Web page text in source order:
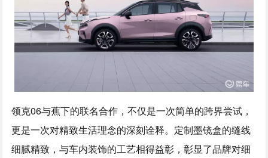
领克06与蕉下的联名合作，不仅是一次简单的跨界尝试，
更是一次对精致生活理念的深刻诠释。定制墨镜盒的缝线
细腻精致，与车内装饰的工艺相得益彰，彰显了品牌对细